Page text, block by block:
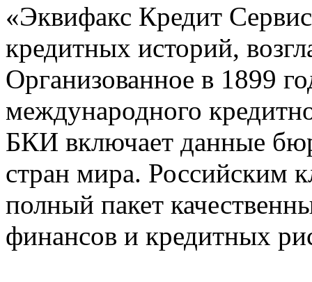
«Эквифакс Кредит
кредитных историй,
Организованное в 1899
международного
БКИ включает данные
стран мира. Российским
полный пакет
финансов и кредитных